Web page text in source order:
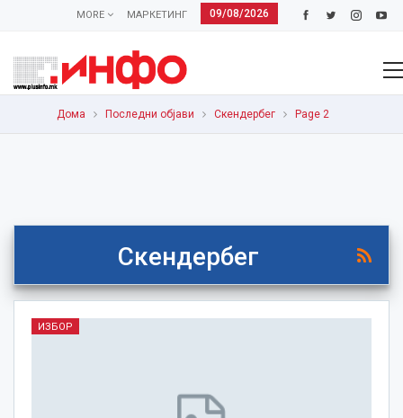
09/08/2026
МАРКЕТИНГ
MORE
Дома Последни објави Скендербег Page 2
Скендербег
ИЗБОР